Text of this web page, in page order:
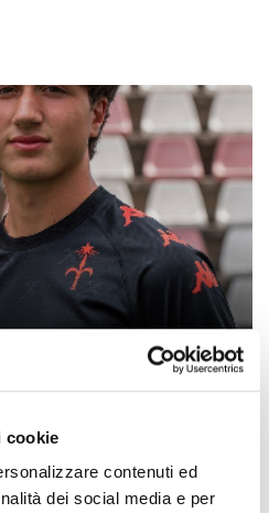
cookie
contenuti ed
dei social media e per